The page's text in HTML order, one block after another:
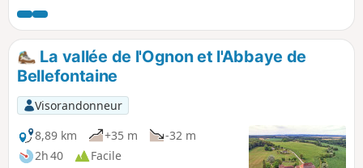
La vallée de l'Ognon et l'Abbaye de
Bellefontaine
Visorandonneur
8,89 km
+35 m
-32 m
2h 40
Facile